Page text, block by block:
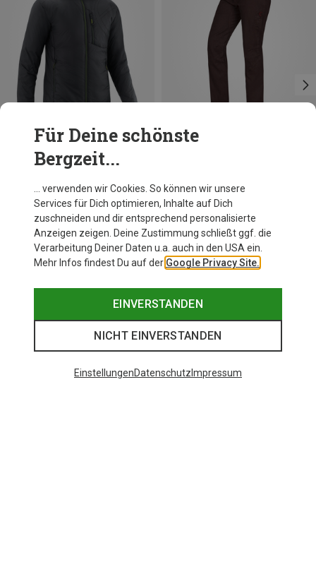
Du sparst 25%
Für Deine schönste
Bergzeit...
… verwenden wir Cookies. So können wir unsere
Services für Dich optimieren, Inhalte auf Dich
zuschneiden und dir entsprechend personalisierte
Anzeigen zeigen. Deine Zustimmung schließt ggf. die
Verarbeitung Deiner Daten u.a. auch in den USA ein.
Mehr Infos findest Du auf der Google Privacy Site.
EINVERSTANDEN
NICHT EINVERSTANDEN
EinstellungenDatenschutz Impressum